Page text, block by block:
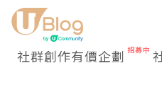
社群創作有價企劃